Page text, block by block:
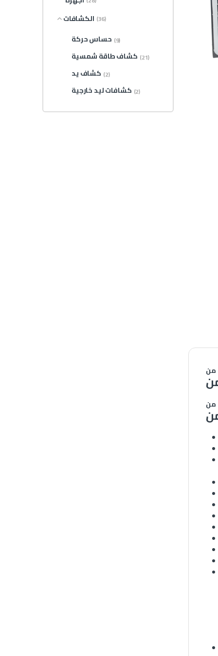
الكشافات (36)
حساس حركة (9)
كشاف طاقة شمسية (21)
كشاف يد (2)
كشافات ليد خارجية (2)